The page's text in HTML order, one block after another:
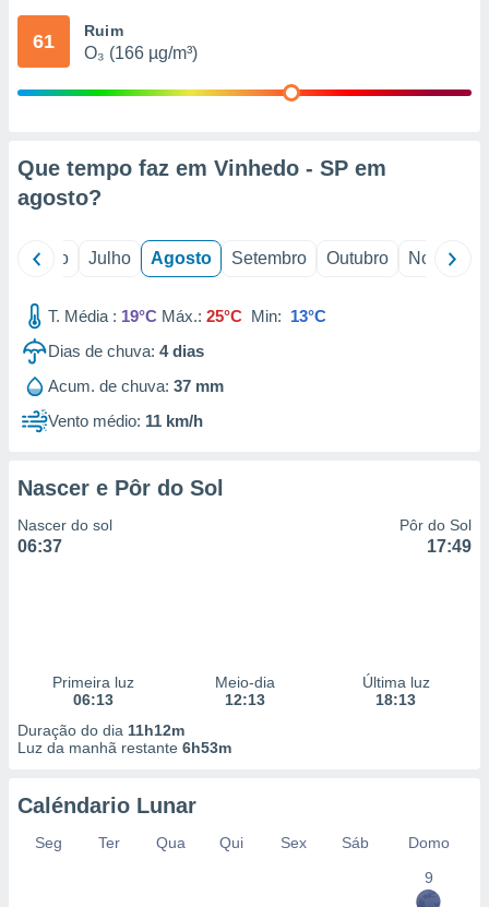
através
1199
61 Ruim
O₃ (166 µg/m³)
Que tempo faz em Vinhedo - SP em
agosto?
Junho Julho Agosto Setembro Outubro Novembro
T. Média : 19°C Máx.: 25°C Min: 13°C
Dias de chuva: 4dias
Acum. de chuva: 37 mm
Vento médio: 11 km/h
Nascer e Pôr do Sol
Nascer do sol
06:37
Pôr do Sol
17:49
Primeira luz
06:13
Meio-dia
12:13
Última luz
18:13
Duração do dia 11h12m
Luz da manhã restante 6h53m
Caléndario Lunar
Seg Ter Qua Qui Sex Sáb
Domo
9